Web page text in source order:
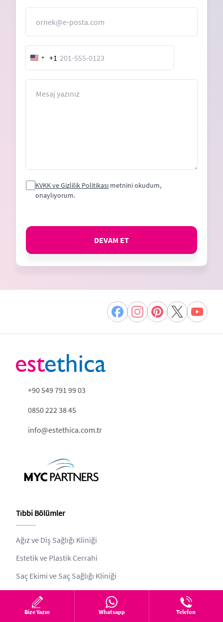
United
States
+1
KVKK ve Gizlilik Politikası metnini okudum,
onaylıyorum.
DEVAM ET
+90 549 791 99 03
0850 222 38 45
info@estethica.com.tr
Tıbbi Bölümler
Ağız ve Diş Sağlığı Kliniği
Estetik ve Plastik Cerrahi
Saç Ekimi ve Saç Sağlığı Kliniği
Kozmetik Dermatoloji Kliniği
Sağlıklı Yaşam ve Beslenme Kliniği
Bize Yazın Whatsapp Telefon